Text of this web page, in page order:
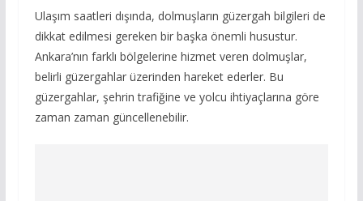
Ulaşım saatleri dışında, dolmuşların güzergah bilgileri de
dikkat edilmesi gereken bir başka önemli husustur.
Ankara’nın farklı bölgelerine hizmet veren dolmuşlar,
belirli güzergahlar üzerinden hareket ederler. Bu
güzergahlar, şehrin trafiğine ve yolcu ihtiyaçlarına göre
zaman zaman güncellenebilir.